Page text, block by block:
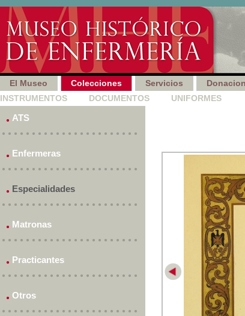
El Museo Colecciones Servicios
INSTRUMENTOS
DOCUMENTOS UNIFORMES
ATS
Enfermeras
Especialidades
Matronas
Practicantes
Otros